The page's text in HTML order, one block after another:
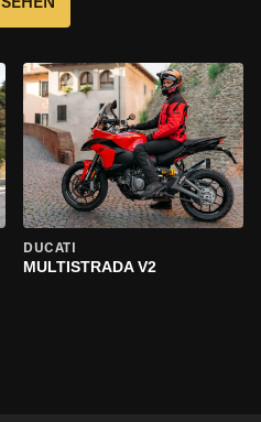
DUCATI
MULTISTRADA V2